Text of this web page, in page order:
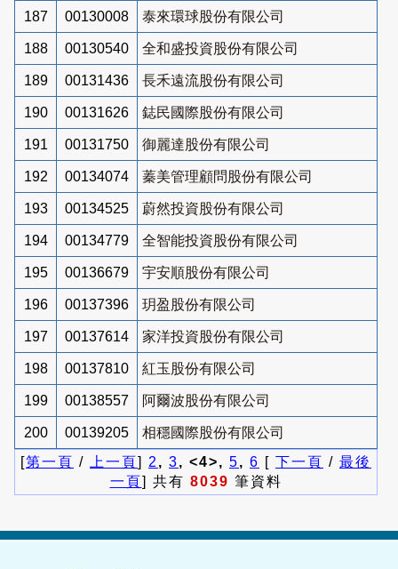
187 00130008 泰來環球股份有限公司
188 00130540 全和盛投資股份有限公司
189 00131436 長禾遠流股份有限公司
190 00131626 鋕民國際股份有限公司
191 00131750 御麗達股份有限公司
192 00134074 蓁美管理顧問股份有限公司
193 00134525 蔚然投資股份有限公司
194 00134779 全智能投資股份有限公司
195 00136679 宇安順股份有限公司
196 00137396 玥盈股份有限公司
197 00137614 家洋投資股份有限公司
198 00137810 紅玉股份有限公司
199 00138557 阿爾波股份有限公司
200 00139205
相穩國際股份有限公司
[第一頁 / 上一頁] 2 , 3, <4>, 5, 6 [ 下一頁 / 最後
一頁] 共有 8039 筆資料